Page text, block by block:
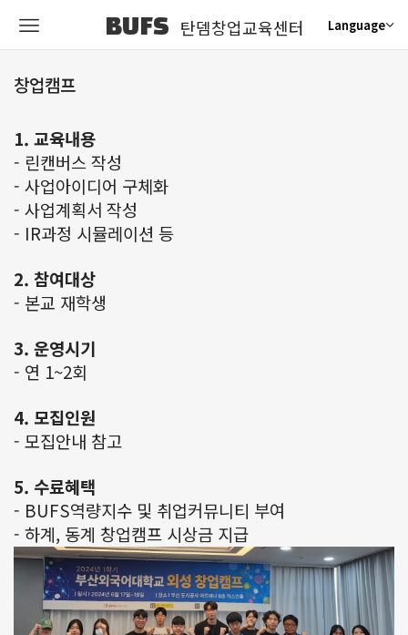
BUFS 탄뎀창업교육센터 Language
창업캠프
1. 교육내용
- 린캔버스 작성
- 사업아이디어 구체화
- 사업계획서 작성
- IR과정 시뮬레이션 등
2. 참여대상
- 본교 재학생
3. 운영시기
- 연 1~2회
4. 모집인원
- 모집안내 참고
5. 수료혜택
- BUFS역량지수 및 취업커뮤니티 부여
- 하계, 동계 창업캠프 시상금 지급